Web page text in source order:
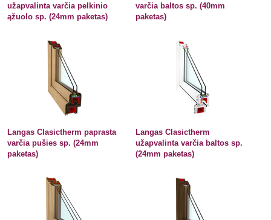
užapvalinta varčia pelkinio
ąžuolo sp. (24mm paketas)
varčia baltos sp. (40mm
paketas)
Langas Clasictherm paprasta
varčia pušies sp. (24mm
paketas)
Langas Clasictherm
užapvalinta varčia baltos sp.
(24mm paketas)